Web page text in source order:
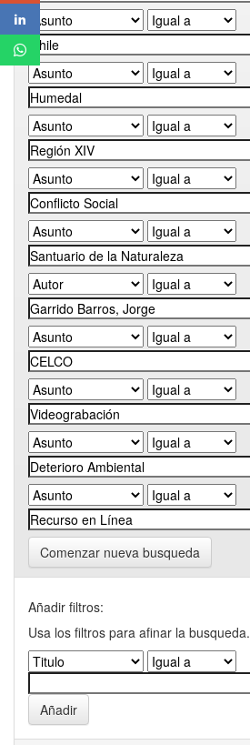
Comenzar nueva busqueda
Añadir filtros:
Usa los filtros para afinar la busqueda.